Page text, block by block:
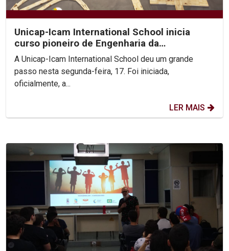
Unicap-Icam International School inicia
curso pioneiro de Engenharia da
Complexidade
A Unicap-Icam International School deu um grande
passo nesta segunda-feira, 17. Foi iniciada,
oficialmente, a...
LER MAIS